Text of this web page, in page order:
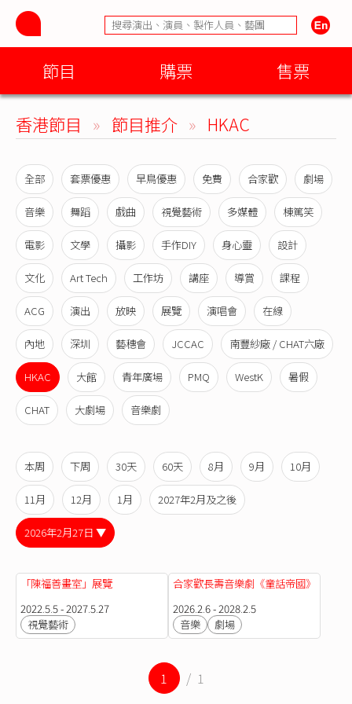
節目 購票 售票
香港節目 » 節目推介 » HKAC
全部 套票優惠 早鳥優惠 免費 合家歡 劇場
音樂 舞蹈 戲曲 視覺藝術 多媒體 棟篤笑
電影 文學 攝影 手作DIY 身心靈 設計
文化 Art Tech 工作坊 講座 導賞 課程
ACG 演出 放映 展覽 演唱會 在線
內地 深圳 藝穗會 JCCAC 南豐紗廠 / CHAT六廠
HKAC 大館 青年廣場 PMQ WestK 暑假
CHAT 大劇場 音樂劇
本周 下周 30天 60天 8月 9月 10月
11月 12月 1月 2027年2月及之後
2026年2月27日 ▼
「陳福善畫室」展覽
2022.5.5 - 2027.5.27
視覺藝術
合家歡長壽音樂劇《童話帝國》
2026.2.6 - 2028.2.5
音樂
劇場
1 / 1